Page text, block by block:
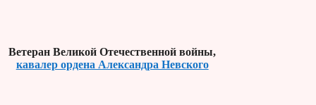
Ветеран Великой Отечественной войны,
кавалер ордена Александра Невского